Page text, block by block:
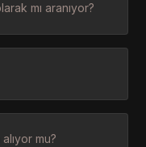
mı aranıyor?
mu?